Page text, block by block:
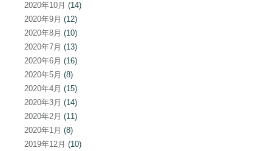
2020年10月 (14)
2020年9月 (12)
2020年8月 (10)
2020年7月 (13)
2020年6月 (16)
2020年5月 (8)
2020年4月 (15)
2020年3月 (14)
2020年2月 (11)
2020年1月 (8)
2019年12月 (10)